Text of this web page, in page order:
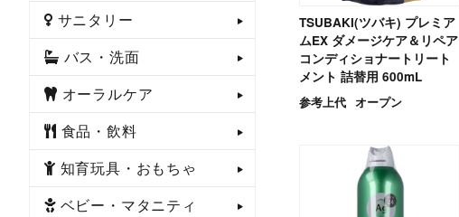
TSUBAKI(ツバキ) プレミア
ムEX ダメージケア＆リペア
コンディショナートリート
メント 詰替用 600mL
参考上代 オープン
サニタリー
バス・洗面
オーラルケア
食品・飲料
知育玩具・おもちゃ
ベビー・マタニティ